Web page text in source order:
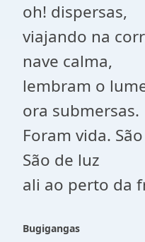
oh! dispersas,
viajando na
nave calma,
lembram o
ora submersas.
Foram vida.
São de luz
ali ao perto da
Bugigangas